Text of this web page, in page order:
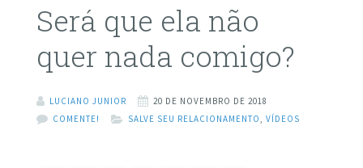
Será que ela não
quer nada comigo?
LUCIANO JUNIOR
20 DE NOVEMBRO DE 2018
COMENTE!
SALVE SEU RELACIONAMENTO VÍDEOS